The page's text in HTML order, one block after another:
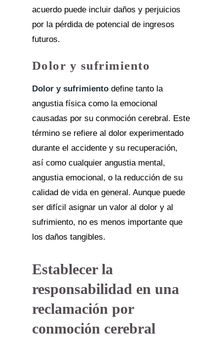
acuerdo puede incluir daños y perjuicios
por la pérdida de potencial de ingresos
futuros.
Dolor y sufrimiento
Dolor y sufrimientodefine tanto la
angustia física como la emocional
causadas por su conmoción cerebral. Este
término se refiere al dolor experimentado
durante el accidente y su recuperación,
así como cualquier angustia mental,
angustia emocional, o la reducción de su
calidad de vida en general. Aunque puede
ser difícil asignar un valor al dolor y al
sufrimiento, no es menos importante que
los daños tangibles.
Establecer la
responsabilidad en una
reclamación por
conmoción cerebral